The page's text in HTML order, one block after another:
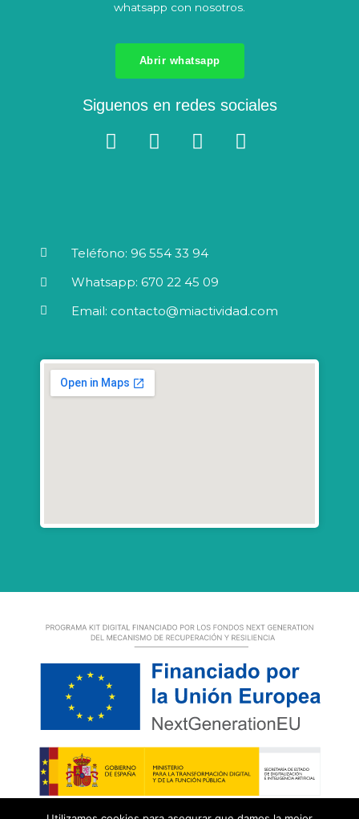
whatsapp con nosotros.
Abrir whatsapp
Siguenos en redes sociales
F
a
o
-
f
W
h
p
p
I
n
r
a
m
Y
o
Teléfono: 96 554 33 94
Whatsapp: 670 22 45 09
Email: contacto@miactividad.com